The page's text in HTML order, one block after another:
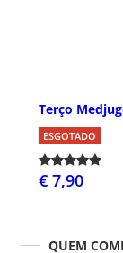
Terço
ESGOTADO
€ 7,90
QUEM